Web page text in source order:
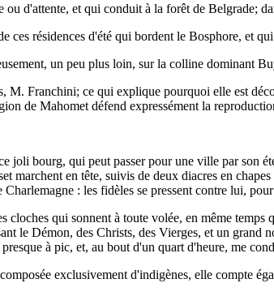
d'attente, et qui conduit à la forêt de Belgrade;
ces résidences d'été qui bordent le Bosphore, et
un peu plus loin, sur la colline dominant
M. Franchini; ce qui explique pourquoi elle est
de Mahomet défend expressément la
joli bourg, qui peut passer pour une ville par son
marchent en tête, suivis de deux diacres en
: les fidèles se pressent contre lui,
cloches qui sonnent à toute volée, en même
le Démon, des Christs, des Vierges, et un
à pic, et, au bout d'un quart d'heure, me
exclusivement d'indigènes, elle compte